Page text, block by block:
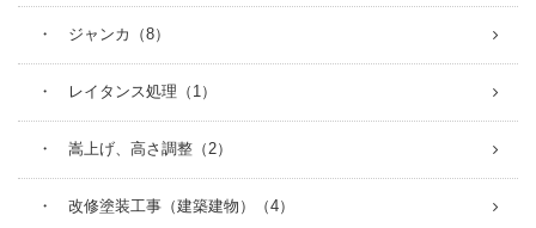
・ ジャンカ（8）
・ レイタンス処理（1）
・ 嵩上げ、高さ調整（2）
・ 改修塗装工事（建築建物）（4）